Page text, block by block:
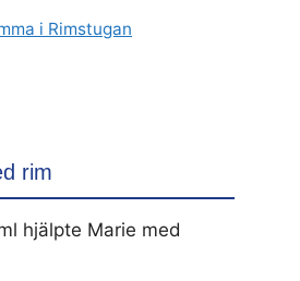
i Rimstugan
rim
hjälpte Marie med